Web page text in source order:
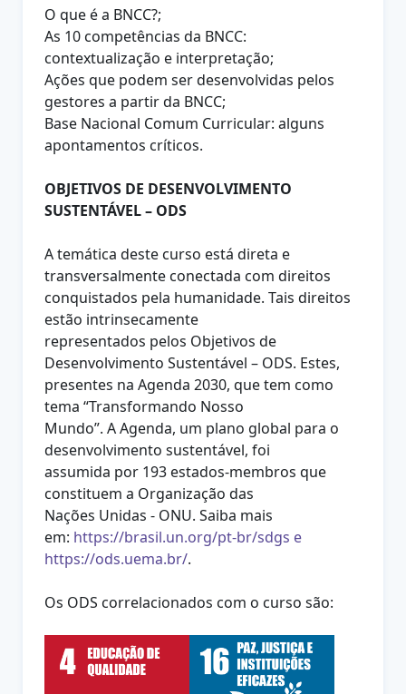
O que é a BNCC?;
As 10 competências da BNCC:
contextualização e interpretação;
Ações que podem ser desenvolvidas pelos
gestores a partir da BNCC;
Base Nacional Comum Curricular: alguns
apontamentos críticos.
OBJETIVOS DE DESENVOLVIMENTO
SUSTENTÁVEL – ODS
A temática deste curso está direta e
transversalmente conectada com direitos
conquistados pela humanidade. Tais direitos
estão intrinsecamente
representados pelos Objetivos de
Desenvolvimento Sustentável – ODS. Estes,
presentes na Agenda 2030, que tem como
tema “Transformando Nosso
Mundo”. A Agenda, um plano global para o
desenvolvimento sustentável, foi
assumida por 193 estados-membros que
constituem a Organização das
Nações Unidas - ONU. Saiba mais
em: https://brasil.un.org/pt-br/sdgs e
https://ods.uema.br/.
Os ODS correlacionados com o curso são: